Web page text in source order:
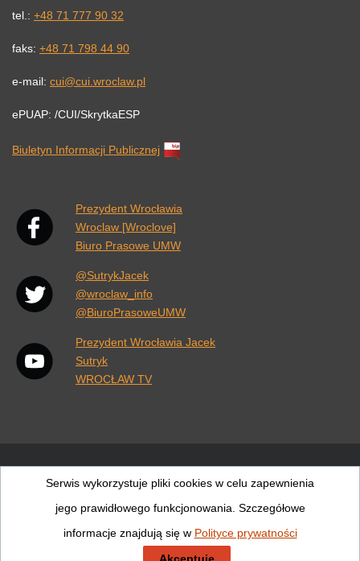
tel.: +48 71 777 90 32
faks: +48 71 798 44 90
e-mail: cui@cui.wroclaw.pl
ePUAP: /CUI/SkrytkaESP
Biuletyn Informacji Publicznej
Link otwiera się w nowej karcie przeglądarki.
Prezydent Wrocławia
Wroclaw [Wroclove]
Biuro Prasowe UMW
@SutrykJacek
@wroclaw_info
@BiuroPrasoweUMW
Prezydent Wrocławia Jacek
Sutryk
WROCŁAW TV
Wiadomości Pogoda
Wrocław
Rozkłady jazdy
MPK
Wrocław
Copyright ©2021 Gmina Wrocław |Polityka prywatności
Serwis wykorzystuje pliki cookies w celu zapewnienia
jego prawidłowego funkcjonowania. Szczegółowe
informacje znajdują się w Polityce prywatności